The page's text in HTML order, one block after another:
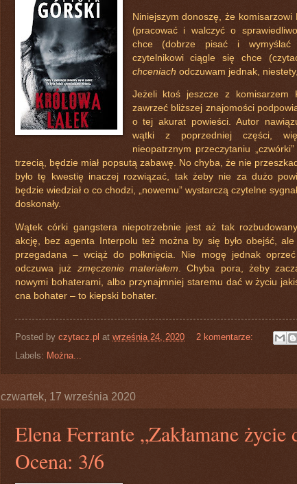
Niniejszym donoszę, że komisarzowi
(pracować i walczyć o
chce (dobrze pisać i wymyślać
czytelnikowi ciągle się chce
chceniach odczuwam jednak,
Jeżeli ktoś jeszcze z komisarzem
zawrzeć bliższej znajomości
o tej akurat powieści. Autor
wątki z poprzedniej części,
nieopatrznym przeczytaniu
trzecią, będzie miał popsutą zabawę. No chyba, że nie
było tę kwestię inaczej rozwiązać, tak żeby nie za dużo
będzie wiedział o co chodzi, „nowemu” wystarczą czytelne
doskonały.
Wątek córki gangstera niepotrzebnie jest aż tak
akcję, bez agenta Interpolu też można by się było obejść, ale
przegadana – wciąż do połknięcia. Nie mogę jednak
odczuwa już zmęczenie materiałem . Chyba pora, żeby
nowymi bohaterami, albo przynajmniej staremu dać w życiu
cna bohater – to kiepski bohater.
Posted by czytacz.pl at września 24, 2020
2 komentarze:
Labels: Można...
czwartek, 17 września 2020
Elena Ferrante „Zakłamane życie
Ocena: 3/6